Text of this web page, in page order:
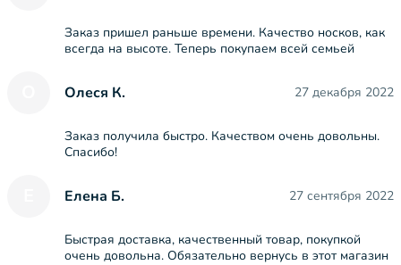
Заказ пришел раньше времени. Качество носков, как
всегда на высоте. Теперь покупаем всей семьей
Олеся К. 27 декабря 2022
Заказ получила быстро. Качеством очень довольны.
Спасибо!
Елена Б. 27 сентября 2022
Быстрая доставка, качественный товар, покупкой
очень довольна. Обязательно вернусь в этот магазин